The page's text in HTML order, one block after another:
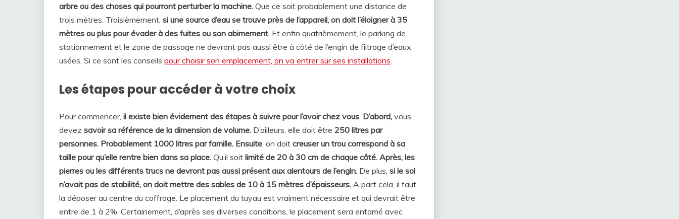
arbre ou des choses qui pourront perturber la machine. Que ce soit probablement une distance de
trois mètres. Troisièmement, si une source d’eau se trouve près de l’appareil, on doit l’éloigner à 35
mètres ou plus pour évader à des fuites ou son abimement . Et enfin quatrièmement, le parking de
stationnement et le zone de passage ne devront pas aussi être à côté de l’engin de filtrage d’eaux
usées. Si ce sont les conseils pour choisir son emplacement, on va entrer sur ses installations
Les étapes pour accéder à votre choix
Pour commencer, il existe bien évidement des étapes à suivre pour l’avoir chez vous D’abord, vous
devez savoir sa référence de la dimension de volume. D’ailleurs, elle doit être 250 litres par
personnes. Probablement 1000 litres par famille. Ensuite , on doit creuser un trou correspond à sa
taille pour qu’elle rentre bien dans sa place. Qu’il soit limité de 20 à 30 cm de chaque côté. Après, les
pierres ou les différents trucs ne devront pas aussi présent aux alentours de l’engin. De plus, si le sol
n’avait pas de stabilité, on doit mettre des sables de 10 à 15 mètres d’épaisseurs. A part cela, il faut
la déposer au centre du coffrage. Le placement du tuyau est vraiment nécessaire et qui devrait être
entre de 1 à 2%. Certainement, d’après ses diverses conditions, le placement sera entamé avec